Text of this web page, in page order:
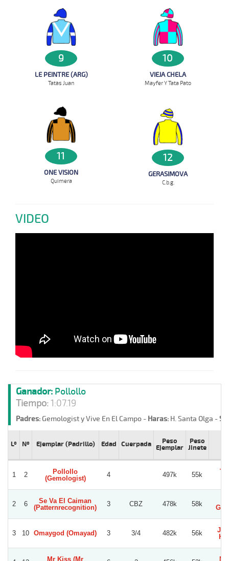
9
LE PEINTRE (ARG)
Tata`s Juan
10
VIEJA CHELA
Mayfer Y Tata Pato
11
ONE VISION
Quimera
12
GERASIMOVA
C.b.g.
VIDEO
Ganador: Pollollo
Tiempo:1:07.19
Padres:Gemologist y Vive En El Campo - Haras: H. Santa Olga -
Lº Nº Ejemplar (Padrillo) Edad Cuerpada
Peso
Ejemplar
Peso
Jinete
1 2
Pollollo
(Gemologist)
4 497k 55k
2 6
Se Va El Caiman
(Patternrecognition)
3 CBZ 478k 58k
3 10 Omaygod (Omayad) 3 3/4 482k 56k
Mr Kiss (Mr